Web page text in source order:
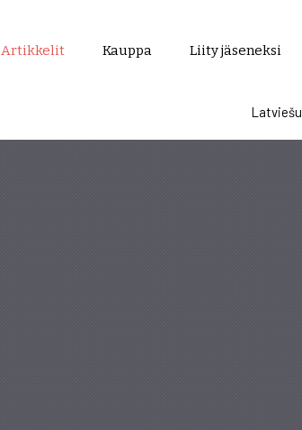
Artikkelit Kauppa Liity jäseneksi
Latviešu